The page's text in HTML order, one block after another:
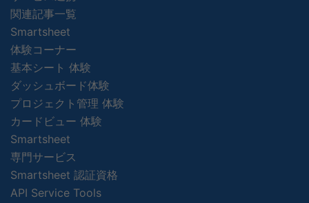
関連記事一覧
Smartsheet
体験コーナー
基本シート 体験
ダッシュボード体験
プロジェクト管理 体験
カードビュー 体験
Smartsheet
専門サービス
Smartsheet 認証資格
API Service Tools